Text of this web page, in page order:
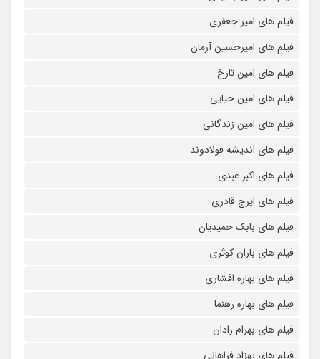
فیلم های امیر جعفری
فیلم های امیرحسین آرمان
فیلم های امین تارخ
فیلم های امین حیایی
فیلم های امین زندگانی
فیلم های اندیشه فولادوند
فیلم های اکبر عبدی
فیلم های ایرج قادری
فیلم های بابک حمیدیان
فیلم های باران کوثری
فیلم های بهاره افشاری
فیلم های بهاره رهنما
فیلم های بهرام رادان
فیلم های بهزاد فراهانی